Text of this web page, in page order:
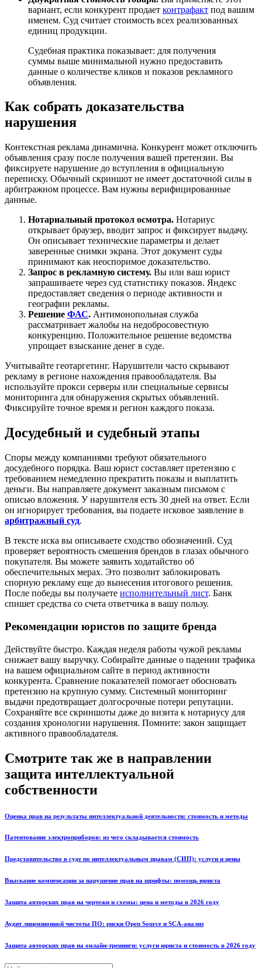
вариант, если конкурент продает контрафакт под вашим
именем. Суд считает стоимость всех реализованных
единиц продукции.
Судебная практика показывает: для получения
суммы выше минимальной нужно предоставить
данные о количестве кликов и показов рекламного
объявления.
Как собрать доказательства
нарушения
Контекстная реклама динамична. Конкурент может отключить
объявления сразу после получения вашей претензии. Вы
фиксируете нарушение до вступления в официальную
переписку. Обычный скриншот не имеет достаточной силы в
арбитражном процессе. Вам нужны верифицированные
данные.
Нотариальный протокол осмотра. Нотариус
открывает браузер, вводит запрос и фиксирует выдачу.
Он описывает технические параметры и делает
заверенные снимки экрана. Этот документ суды
принимают как неоспоримое доказательство.
Запрос в рекламную систему. Вы или ваш юрист
запрашиваете через суд статистику показов. Яндекс
предоставляет сведения о периоде активности и
географии рекламы.
Решение ФАС. Антимонопольная служба
рассматривает жалобы на недобросовестную
конкуренцию. Положительное решение ведомства
упрощает взыскание денег в суде.
Учитывайте геотаргетинг. Нарушители часто скрывают
рекламу в регионе нахождения правообладателя. Вы
используйте прокси серверы или специальные сервисы
мониторинга для обнаружения скрытых объявлений.
Фиксируйте точное время и регион каждого показа.
Досудебный и судебный этапы
Споры между компаниями требуют обязательного
досудебного порядка. Ваш юрист составляет претензию с
требованием немедленно прекратить показы и выплатить
деньги. Вы направляете документ заказным письмом с
описью вложения. У нарушителя есть 30 дней на ответ. Если
он игнорирует требования, вы подаете исковое заявление в
арбитражный суд.
В тексте иска вы описываете сходство обозначений. Суд
проверяет вероятность смешения брендов в глазах обычного
покупателя. Вы можете заявить ходатайство об
обеспечительных мерах. Это позволит заблокировать
спорную рекламу еще до вынесения итогового решения.
После победы вы получаете исполнительный лист. Банк
спишет средства со счета ответчика в вашу пользу.
Рекомендации юристов по защите бренда
Действуйте быстро. Каждая неделя работы чужой рекламы
снижает вашу выручку. Собирайте данные о падении трафика
на вашем официальном сайте в период активности
конкурента. Сравнение показателей помогает обосновать
претензию на крупную сумму. Системный мониторинг
выдачи предотвращает долгосрочные потери репутации.
Сохраняйте все скриншоты даже до визита к нотариусу для
создания хронологии нарушения. Помните: закон защищает
активного правообладателя.
Смотрите так же в направлении
защита интеллектуальной
собственности
Оценка прав на результаты интеллектуальной деятельности: стоимость и методы
Патентование электроприборов: из чего складывается стоимость
Представительство в суде по интеллектуальным правам (СИП): услуги и цены
Взыскание компенсации за нарушение прав на шрифты: помощь юриста
Защита авторских прав на чертежи и схемы: цена и методы в 2026 году
Аудит лицензионной чистоты ПО: риски Open Source и SCA-анализ
Защита авторских прав на онлайн-тренинги: услуги юриста и стоимость в 2026 году